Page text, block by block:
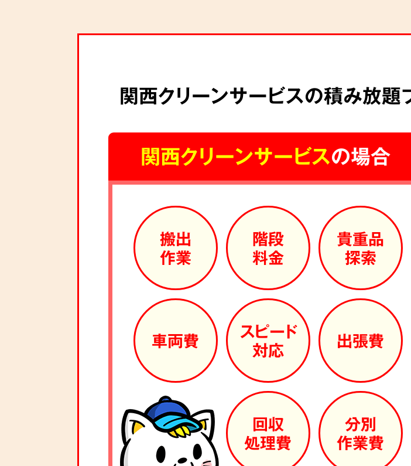
関西クリーンサービスの積み放題
関西クリーンサービスの場合
搬出
作業
階段
料金
貴重品
探索
車両費
スピード
対応
出張費
回収
処理費
分別
作業費